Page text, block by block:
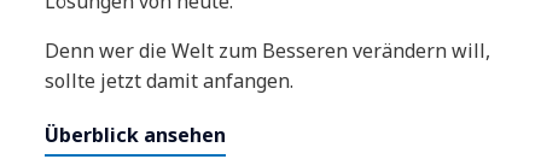
Denn wer die Welt zum Besseren verändern will,
sollte jetzt damit anfangen.
Überblick ansehen